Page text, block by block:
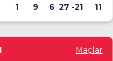
1 9 6 27 -21 11
Maçlar